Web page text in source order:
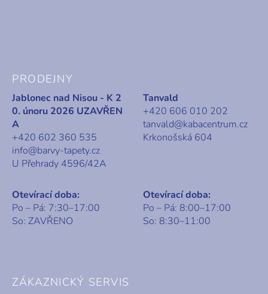
PRODEJNY
Jablonec nad Nisou - K 2
0. únoru 2026 UZAVŘEN
A
+420 602 360 535
info@barvy-tapety.cz
U Přehrady 4596/42A
Tanvald
+420 606 010 202
tanvald@kabacentrum.cz
Krkonošská 604
Otevírací doba:
Po – Pá: 7:30–17:00
So: ZAVŘENO
Otevírací doba:
Po – Pá: 8:00–17:00
So: 8:30–11:00
ZÁKAZNICKÝ SERVIS